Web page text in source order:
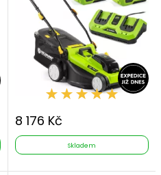
8 176 Kč
Skladem